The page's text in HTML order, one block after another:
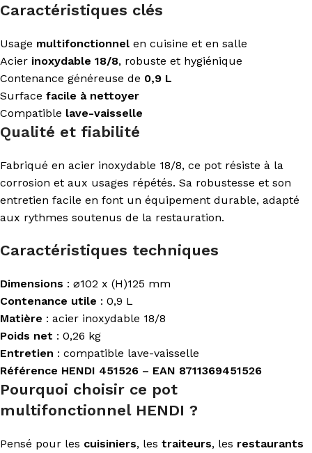
Caractéristiques clés
Usage multifonctionnel en cuisine et en salle
Acier inoxydable 18/8, robuste et hygiénique
Contenance généreuse de 0,9 L
Surface facile à nettoyer
Compatible lave-vaisselle
Qualité et fiabilité
Fabriqué en acier inoxydable 18/8, ce pot résiste à la
corrosion et aux usages répétés. Sa robustesse et son
entretien facile en font un équipement durable, adapté
aux rythmes soutenus de la restauration.
Caractéristiques techniques
Dimensions : ⌀102 x (H)125 mm
Contenance utile : 0,9 L
Matière : acier inoxydable 18/8
Poids net : 0,26 kg
Entretien : compatible lave-vaisselle
Référence HENDI 451526 – EAN 8711369451526
Pourquoi choisir ce pot
multifonctionnel HENDI ?
Pensé pour les cuisiniers, les traiteurs, les restaurants